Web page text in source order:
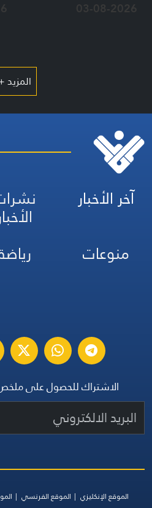
03-08-2026
المزيد
آخر الأخبار
منوعات
الاشتراك للحصول على
الموقع الإنكليزي الموقع الفرنسي